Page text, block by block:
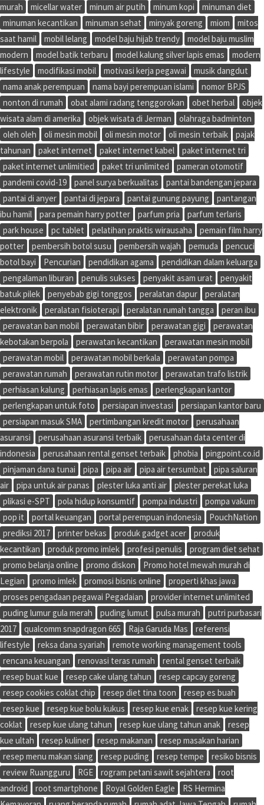
murah
micellar water minum air putih minum kopi
minuman diet
minuman kecantikan
minuman sehat minyak goreng miom
mitos
saat hamil
mobil lelang model baju hijab trendy
model baju muslim
modern
model batik terbaru model kalung silver lapis emas
modern
lifestyle
modifikasi mobil motivasi kerja pegawai
musik dangdut
nama anak perempuan
nama bayi perempuan islami
nomor BPJS
nonton di rumah
obat alami radang tenggorokan obet herbal
objek
wisata alam di amerika
objek wisata di Jerman
olahraga badminton
oleh oleh
oli mesin mobil oli mesin motor oli mesin terbaik
pajak
tahunan
paket internet paket internet kabel
paket internet tri
paket internet unlimitied
paket tri unlimited
pameran otomotif
pandemi covid-19
panel surya berkualitas
pantai bandengan jepara
pantai di anyer
pantai di jepara pantai gunung payung
pantangan
ibu hamil
para pemain harry potter parfum pria
parfum terlaris
park house
pc tablet pelatihan praktis wirausaha
pemain film harry
potter
pembersih botol susu pembersih wajah pemuda
pencuci
botol bayi
Pencurian pendidikan agama
pendidikan dalam keluarga
pengalaman liburan
penulis sukses penyakit asam urat
penyakit
batuk pilek
penyebab gigi tonggos peralatan dapur
peralatan
elektronik
peralatan fisioterapi peralatan rumah tangga
peran ibu
perawatan ban mobil
perawatan bibir perawatan gigi
perawatan
kebotakan berpola
perawatan kecantikan
perawatan mesin mobil
perawatan mobil
perawatan mobil berkala
perawatan pompa
perawatan rumah
perawatan rutin motor
perawatan trafo listrik
perhiasan kalung
perhiasan lapis emas
perlengkapan kantor
perlengkapan untuk foto
persiapan investasi
persiapan kantor baru
persiapan masuk SMA
pertimbangan kredit motor
perusahaan
asuransi
perusahaan asuransi terbaik
perusahaan data center di
indonesia
perusahaan rental genset terbaik phobia
pingpoint.co.id
pinjaman dana tunai
pipa pipa air pipa air tersumbat
pipa saluran
air
pipa untuk air panas plester luka anti air
plester perekat luka
plikasi e-SPT
pola hidup konsumtif pompa industri
pompa vakum
pop it
portal keuangan portal perempuan indonesia
PouchNation
prediksi 2017
printer bekas produk gadget acer
produk
kecantikan
produk promo imlek profesi penulis
program diet sehat
promo belanja online
promo diskon
Promo hotel mewah murah di
Legian
promo imlek promosi bisnis online
properti khas jawa
proses pengadaan pegawai Pegadaian
provider internet unlimited
puding lumur gula merah
puding lumut pulsa murah
putri purbasari
2017
qualcomm snapdragon 665 Raja Garuda Mas
referensi
lifestyle
reksa dana syariah
remote working management tools
rencana keuangan
renovasi teras rumah
rental genset terbaik
resep buat kue
resep cake ulang tahun
resep capcay goreng
resep cookies coklat chip
resep diet tina toon
resep es buah
resep kue
resep kue bolu kukus resep kue enak
resep kue kering
coklat
resep kue ulang tahun resep kue ulang tahun anak
resep
kue ultah
resep kuliner resep makanan
resep masakan harian
resep menu makan siang
resep puding resep tempe
resiko bisnis
review Ruangguru
RGE rogram petani sawit sejahtera
root
android
root smartphone Royal Golden Eagle
RS Hermina